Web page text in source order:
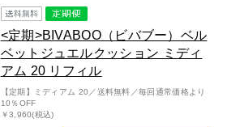
<定期>BIVABOO（ビバブー）ベル
ベットジュエルクッション ミディ
アム 20 リフィル
【定期】ミディアム 20／送料無料／毎回通常価格より
10％OFF
￥3,960(税込)